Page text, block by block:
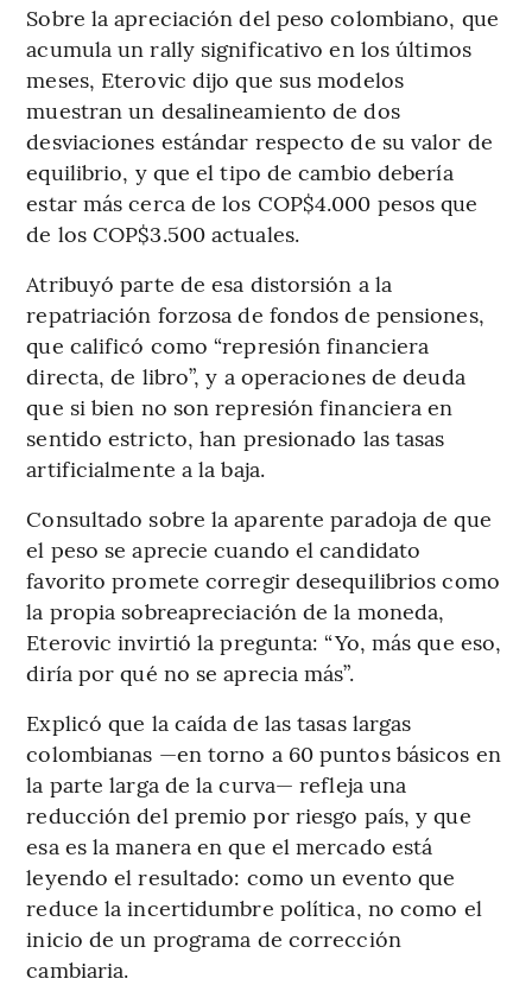
Sobre la apreciación del peso colombiano, que
acumula un rally significativo en los últimos
meses, Eterovic dijo que sus modelos
muestran un desalineamiento de dos
desviaciones estándar respecto de su valor de
equilibrio, y que el tipo de cambio debería
estar más cerca de los COP$4.000 pesos que
de los COP$3.500 actuales.
Atribuyó parte de esa distorsión a la
repatriación forzosa de fondos de pensiones,
que calificó como “represión financiera
directa, de libro”, y a operaciones de deuda
que si bien no son represión financiera en
sentido estricto, han presionado las tasas
artificialmente a la baja.
Consultado sobre la aparente paradoja de que
el peso se aprecie cuando el candidato
favorito promete corregir desequilibrios como
la propia sobreapreciación de la moneda,
Eterovic invirtió la pregunta: “Yo, más que eso,
diría por qué no se aprecia más”.
Explicó que la caída de las tasas largas
colombianas —en torno a 60 puntos básicos en
la parte larga de la curva— refleja una
reducción del premio por riesgo país, y que
esa es la manera en que el mercado está
leyendo el resultado: como un evento que
reduce la incertidumbre política, no como el
inicio de un programa de corrección
cambiaria.